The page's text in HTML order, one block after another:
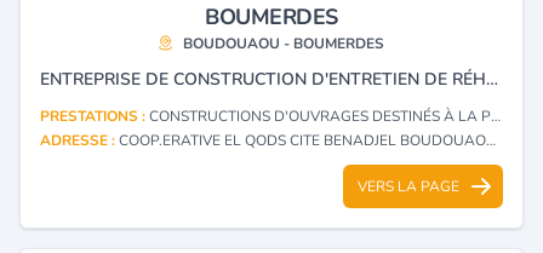
BOUMERDES
BOUDOUAOU - BOUMERDES
ENTREPRISE DE CONSTRUCTION D'ENTRETIEN DE RÉHABILITATION D'OUVRAGES D'ART ET FOUNDATION SPÉCIAL.
PRESTATIONS :CONSTRUCTIONS D'OUVRAGES DESTINÉS À LA PRODUCTION, LA TRANSFORMATION, LE TRANSPORT ET LA DISTRIBUTION DES HYDROCARBURES
ADRESSE :COOP.ERATIVE EL QODS CITE BENADJEL BOUDOUAOU - BOUMERDES
VERS LA PAGE